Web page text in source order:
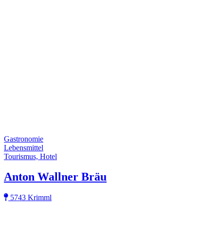
Gastronomie
Lebensmittel
Tourismus, Hotel
Anton Wallner Bräu
5743 Krimml